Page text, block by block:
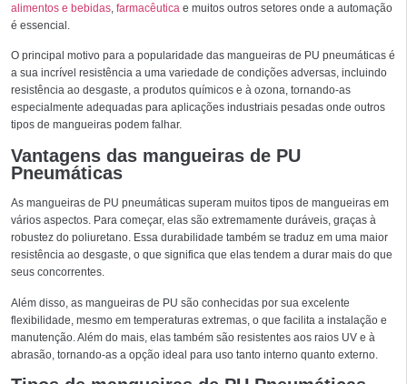
alimentos e bebidas, farmacêutica e muitos outros setores onde a automação
é essencial.
O principal motivo para a popularidade das mangueiras de PU pneumáticas é
a sua incrível resistência a uma variedade de condições adversas, incluindo
resistência ao desgaste, a produtos químicos e à ozona, tornando-as
especialmente adequadas para aplicações industriais pesadas onde outros
tipos de mangueiras podem falhar.
Vantagens das mangueiras de PU
Pneumáticas
As mangueiras de PU pneumáticas superam muitos tipos de mangueiras em
vários aspectos. Para começar, elas são extremamente duráveis, graças à
robustez do poliuretano. Essa durabilidade também se traduz em uma maior
resistência ao desgaste, o que significa que elas tendem a durar mais do que
seus concorrentes.
Além disso, as mangueiras de PU são conhecidas por sua excelente
flexibilidade, mesmo em temperaturas extremas, o que facilita a instalação e
manutenção. Além do mais, elas também são resistentes aos raios UV e à
abrasão, tornando-as a opção ideal para uso tanto interno quanto externo.